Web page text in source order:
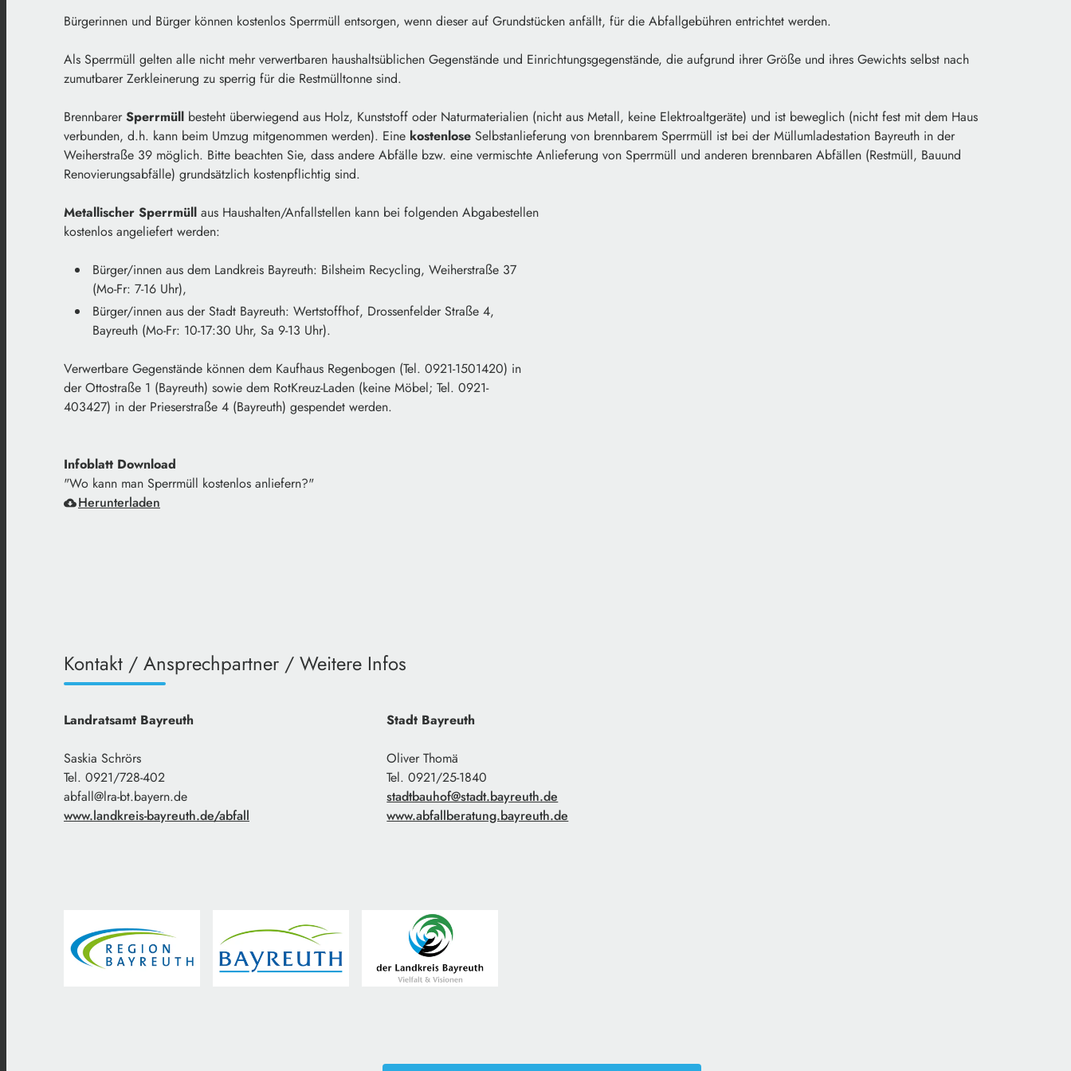
Bürgerinnen und Bürger können kostenlos Sperrmüll entsorgen, wenn dieser auf Grundstücken anfällt, für die Abfallgebühren entrichtet werden.
Als Sperrmüll gelten alle nicht mehr verwertbaren haushaltsüblichen Gegenstände und Einrichtungsgegenstände, die aufgrund ihrer Größe und ihres Gewichts selbst nach
zumutbarer Zerkleinerung zu sperrig für die Restmülltonne sind.
Brennbarer Sperrmüll besteht überwiegend aus Holz, Kunststoff oder Naturmaterialien (nicht aus Metall, keine Elektroaltgeräte) und ist beweglich (nicht fest mit dem Haus
verbunden, d.h. kann beim Umzug mitgenommen werden). Eine kostenlose Selbstanlieferung von brennbarem Sperrmüll ist bei der Müllumladestation Bayreuth in der
Weiherstraße 39 möglich. Bitte beachten Sie, dass andere Abfälle bzw. eine vermischte Anlieferung von Sperrmüll und anderen brennbaren Abfällen (Restmüll, Bauund
Renovierungsabfälle) grundsätzlich kostenpflichtig sind.
Metallischer Sperrmüll aus Haushalten/Anfallstellen kann bei folgenden Abgabestellen
kostenlos angeliefert werden:
Bürger/innen aus dem Landkreis Bayreuth: Bilsheim Recycling, Weiherstraße 37
(Mo-Fr: 7-16 Uhr),
Bürger/innen aus der Stadt Bayreuth: Wertstoffhof, Drossenfelder Straße 4,
Bayreuth (Mo-Fr: 10-17:30 Uhr, Sa 9-13 Uhr).
Verwertbare Gegenstände können dem Kaufhaus Regenbogen (Tel. 0921-1501420) in
der Ottostraße 1 (Bayreuth) sowie dem RotKreuz-Laden (keine Möbel; Tel. 0921-
403427) in der Prieserstraße 4 (Bayreuth) gespendet werden.
Infoblatt Download
"Wo kann man Sperrmüll kostenlos anliefern?"
Herunterladen
Kontakt / Ansprechpartner / Weitere Infos
Landratsamt Bayreuth
Saskia Schrörs
Tel. 0921/728-402
abfall@lra-bt.bayern.de
www.landkreis-bayreuth.de/abfall
Stadt Bayreuth
Oliver Thomä
Tel. 0921/25-1840
stadtbauhof@stadt.bayreuth.de
www.abfallberatung.bayreuth.de